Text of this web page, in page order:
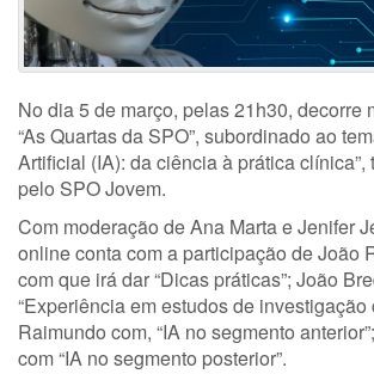
No dia 5 de março, pelas 21h30, decorre
“As Quartas da SPO”, subordinado ao
Artificial (IA): da ciência à prática clínica”,
pelo SPO Jovem.
Com moderação de Ana Marta e Jenifer
online conta com a participação de João
com que irá dar “Dicas práticas”; João
“Experiência em estudos de investigação
Raimundo com, “IA no segmento
com “IA no segmento posterior”.